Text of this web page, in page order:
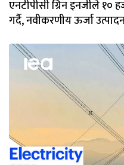
एनटीपीसी ग्रिन इनर्जीले
गर्दै, नवीकरणीय ऊर्जा